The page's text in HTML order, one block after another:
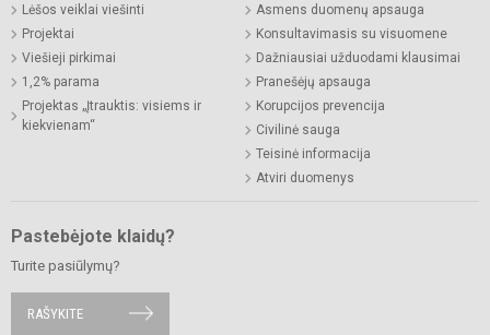
Lėšos veiklai viešinti
Projektai
Viešieji pirkimai
1,2% parama
Projektas „Įtrauktis: visiems ir
kiekvienam“
Asmens duomenų apsauga
Konsultavimasis su visuomene
Dažniausiai užduodami klausimai
Pranešėjų apsauga
Korupcijos prevencija
Civilinė sauga
Teisinė informacija
Atviri duomenys
Pastebėjote klaidų?
Turite pasiūlymų?
RAŠYKITE